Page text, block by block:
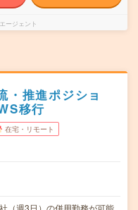
ージェント
・推進ポジショ
移行
在宅・リモート
（週3日）の併用勤務が可能